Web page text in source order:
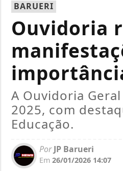
BARUERI
Ouvidoria
A Ouvidoria
2025, com
Educação.
PorJP Barueri
Em 26/01/2026 14:07